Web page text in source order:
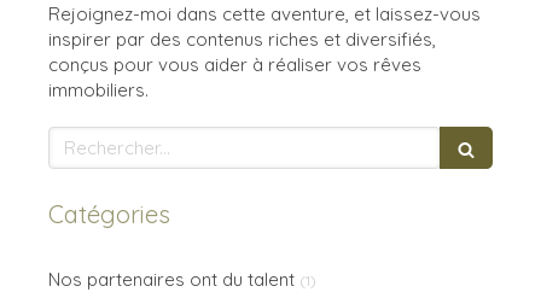
Rejoignez-moi dans cette aventure, et laissez-vous
inspirer par des contenus riches et diversifiés,
conçus pour vous aider à réaliser vos rêves
immobiliers.
Rechercher
Catégories
Nos partenaires ont du talent (1)